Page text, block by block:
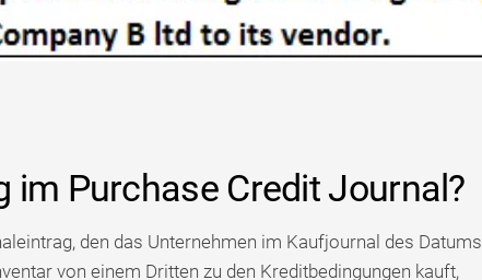
im Purchase Credit Journal?
den das Unternehmen im Kaufjournal des Datums
von einem Dritten zu den Kreditbedingungen kauft,